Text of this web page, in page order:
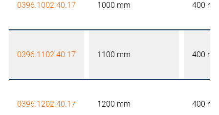
0396.1002.40.17 1000 mm 400
0396.1102.40.17 1100 mm 400
0396.1202.40.17 1200 mm 400